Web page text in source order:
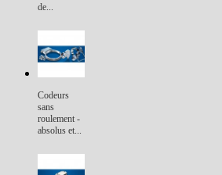
de...
Codeurs
sans
roulement -
absolus et...